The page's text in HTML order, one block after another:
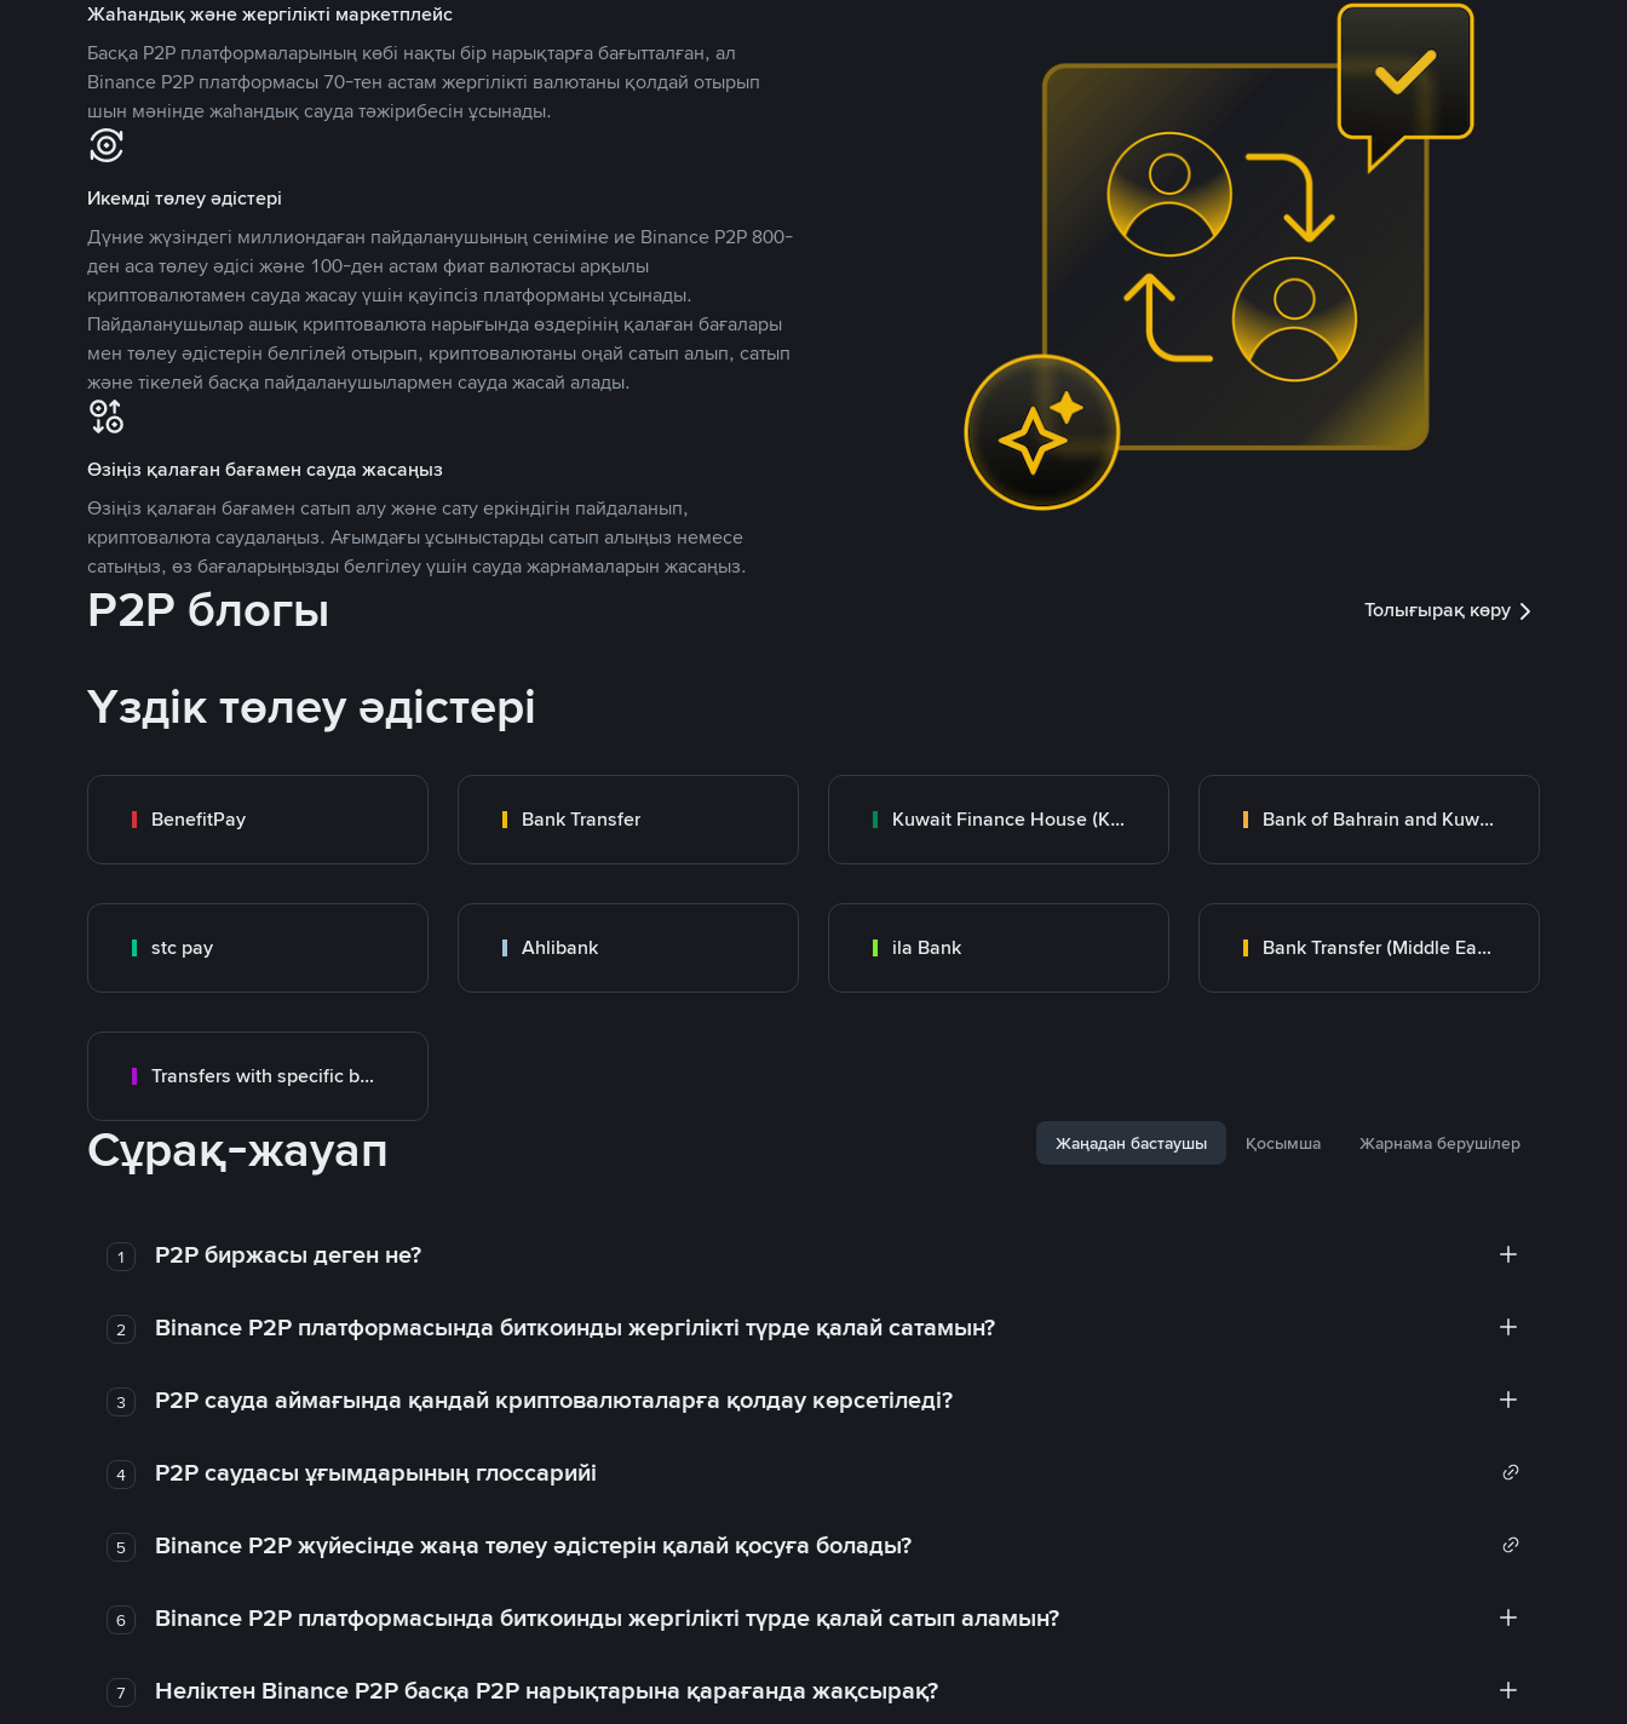
Жаһандық және жергілікті маркетплейс
Басқа P2P платформаларының көбі нақты бір нарықтарға бағытталған, ал
Binance P2P платформасы 70-тен астам жергілікті валютаны қолдай отырып
шын мәнінде жаһандық сауда тәжірибесін ұсынады.
Икемді төлеу әдістері
Дүние жүзіндегі миллиондаған пайдаланушының сеніміне ие Binance P2P 800-
ден аса төлеу әдісі және 100-ден астам фиат валютасы арқылы
криптовалютамен сауда жасау үшін қауіпсіз платформаны ұсынады.
Пайдаланушылар ашық криптовалюта нарығында өздерінің қалаған бағалары
мен төлеу әдістерін белгілей отырып, криптовалютаны оңай сатып алып, сатып
және тікелей басқа пайдаланушылармен сауда жасай алады.
Өзіңіз қалаған бағамен сауда жасаңыз
Өзіңіз қалаған бағамен сатып алу және сату еркіндігін пайдаланып,
криптовалюта саудалаңыз. Ағымдағы ұсыныстарды сатып алыңыз немесе
сатыңыз, өз бағаларыңызды белгілеу үшін сауда жарнамаларын жасаңыз.
P2P блогы Толығырақ көру
Үздік төлеу әдістері
BenefitPay Bank Transfer Kuwait Finance House (KFH) Bank of Bahrain and Kuwait B.S.C.
stc pay Ahlibank ila Bank Bank Transfer (Middle East)
Transfers with specific bank
Сұрақ-жауап Жаңадан бастаушы Қосымша Жарнама берушілер
1 P2P биржасы деген не?
2 Binance P2P платформасында биткоинды жергілікті түрде қалай сатамын?
3 P2P сауда аймағында қандай криптовалюталарға қолдау көрсетіледі?
4 P2P саудасы ұғымдарының глоссарийі
5 Binance P2P жүйесінде жаңа төлеу әдістерін қалай қосуға болады?
6 Binance P2P платформасында биткоинды жергілікті түрде қалай сатып аламын?
7 Неліктен Binance P2P басқа P2P нарықтарына қарағанда жақсырақ?